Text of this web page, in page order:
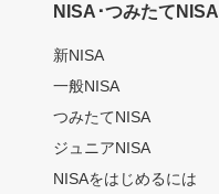
NISA･つみたてNISA
新NISA
一般NISA
つみたてNISA
ジュニアNISA
NISAをはじめるには